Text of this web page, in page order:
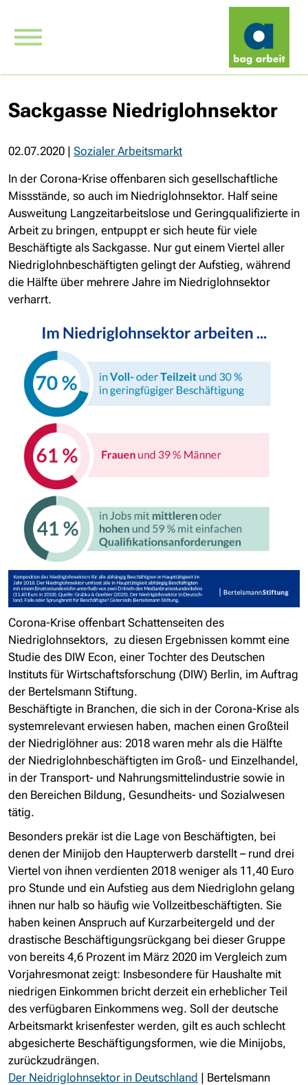
Sackgasse Niedriglohnsektor
02.07.2020 | Sozialer Arbeitsmarkt
In der Corona-Krise offenbaren sich gesellschaftliche
Missstände, so auch im Niedriglohnsektor. Half seine
Ausweitung Langzeitarbeitslose und Geringqualifizierte in
Arbeit zu bringen, entpuppt er sich heute für viele
Beschäftigte als Sackgasse. Nur gut einem Viertel aller
Niedriglohnbeschäftigten gelingt der Aufstieg, während
die Hälfte über mehrere Jahre im Niedriglohnsektor
verharrt.
Corona-Krise offenbart Schattenseiten des
Niedriglohnsektors, zu diesen Ergebnissen kommt eine
Studie des DIW Econ, einer Tochter des Deutschen
Instituts für Wirtschaftsforschung (DIW) Berlin, im Auftrag
der Bertelsmann Stiftung.
Beschäftigte in Branchen, die sich in der Corona-Krise als
systemrelevant erwiesen haben, machen einen Großteil
der Niedriglöhner aus: 2018 waren mehr als die Hälfte
der Niedriglohnbeschäftigten im Groß- und Einzelhandel,
in der Transport- und Nahrungsmittelindustrie sowie in
den Bereichen Bildung, Gesundheits- und Sozialwesen
tätig.
Besonders prekär ist die Lage von Beschäftigten, bei
denen der Minijob den Haupterwerb darstellt – rund drei
Viertel von ihnen verdienten 2018 weniger als 11,40 Euro
pro Stunde und ein Aufstieg aus dem Niedriglohn gelang
ihnen nur halb so häufig wie Vollzeitbeschäftigten. Sie
haben keinen Anspruch auf Kurzarbeitergeld und der
drastische Beschäftigungsrückgang bei dieser Gruppe
von bereits 4,6 Prozent im März 2020 im Vergleich zum
Vorjahresmonat zeigt: Insbesondere für Haushalte mit
niedrigen Einkommen bricht derzeit ein erheblicher Teil
des verfügbaren Einkommens weg. Soll der deutsche
Arbeitsmarkt krisenfester werden, gilt es auch schlecht
abgesicherte Beschäftigungsformen, wie die Minijobs,
zurückzudrängen.
Der Neidriglohnsektor in Deutschland | Bertelsmann